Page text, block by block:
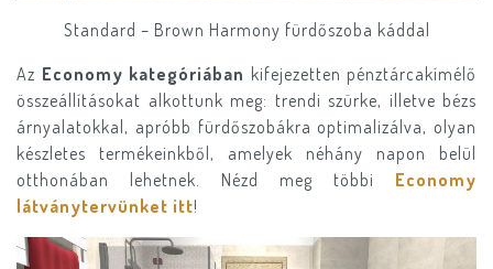
Standard – Brown Harmony fürdőszoba káddal
Az Economy kategóriában kifejezetten pénztárcakímélő
összeállításokat alkottunk meg: trendi szürke, illetve bézs
árnyalatokkal, apróbb fürdőszobákra optimalizálva, olyan
készletes termékeinkből, amelyek néhány napon belül
otthonában lehetnek. Nézd meg többi Economy
látványtervünket itt!